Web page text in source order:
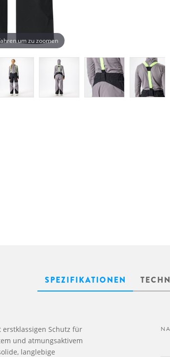
um zu zoomen
SPEZIFIKATIONEN
erstklassigen Schutz für
und atmungsaktivem
langlebige